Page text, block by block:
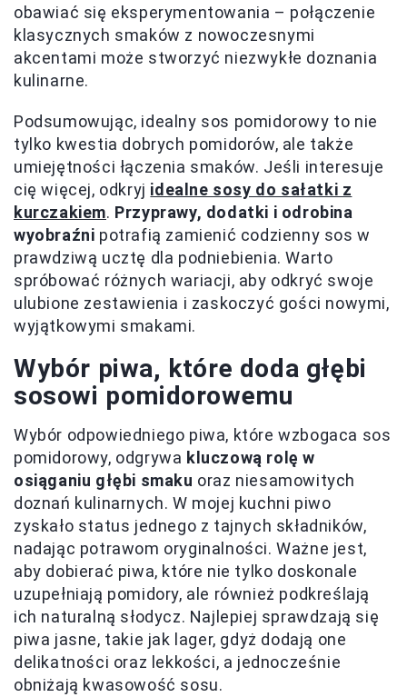
obawiać się eksperymentowania – połączenie
klasycznych smaków z nowoczesnymi
akcentami może stworzyć niezwykłe doznania
kulinarne.
Podsumowując, idealny sos pomidorowy to nie
tylko kwestia dobrych pomidorów, ale także
umiejętności łączenia smaków. Jeśli interesuje
cię więcej, odkryj idealne sosy do sałatki z
kurczakiem. Przyprawy, dodatki i odrobina
wyobraźni potrafią zamienić codzienny sos w
prawdziwą ucztę dla podniebienia. Warto
spróbować różnych wariacji, aby odkryć swoje
ulubione zestawienia i zaskoczyć gości nowymi,
wyjątkowymi smakami.
Wybór piwa, które doda głębi
sosowi pomidorowemu
Wybór odpowiedniego piwa, które wzbogaca sos
pomidorowy, odgrywa kluczową rolę w
osiąganiu głębi smaku oraz niesamowitych
doznań kulinarnych. W mojej kuchni piwo
zyskało status jednego z tajnych składników,
nadając potrawom oryginalności. Ważne jest,
aby dobierać piwa, które nie tylko doskonale
uzupełniają pomidory, ale również podkreślają
ich naturalną słodycz. Najlepiej sprawdzają się
piwa jasne, takie jak lager, gdyż dodają one
delikatności oraz lekkości, a jednocześnie
obniżają kwasowość sosu.